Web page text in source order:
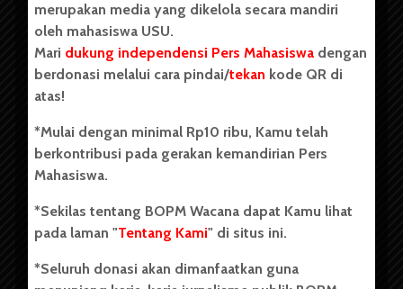
Badan Otonom Pers Mahasiswa (BOPM) Wacana merupakan
pers mahasiswa yang berdiri di luar kampus dan dikelola
secara mandiri oleh mahasiswa Universitas Sumatera Utara
(USU). Sebelumnya BOPM Wacana merupakan salah satu
Unit Kegiatan Mahasiswa (UKM) di Universitas Sumatera
berdiri pada 1 Juli 1995.
Kontribusi
Info Iklan
merupakan media yang dikelola secara mandiri
oleh mahasiswa USU.
Mari dukung independensi Pers Mahasiswa dengan
berdonasi melalui cara pindai/tekan kode QR di
atas!
*Mulai dengan minimal Rp10 ribu, Kamu telah
berkontribusi pada gerakan kemandirian Pers
Mahasiswa.
*Sekilas tentang BOPM Wacana dapat Kamu lihat
pada laman "Tentang Kami" di situs ini.
*Seluruh donasi akan dimanfaatkan guna